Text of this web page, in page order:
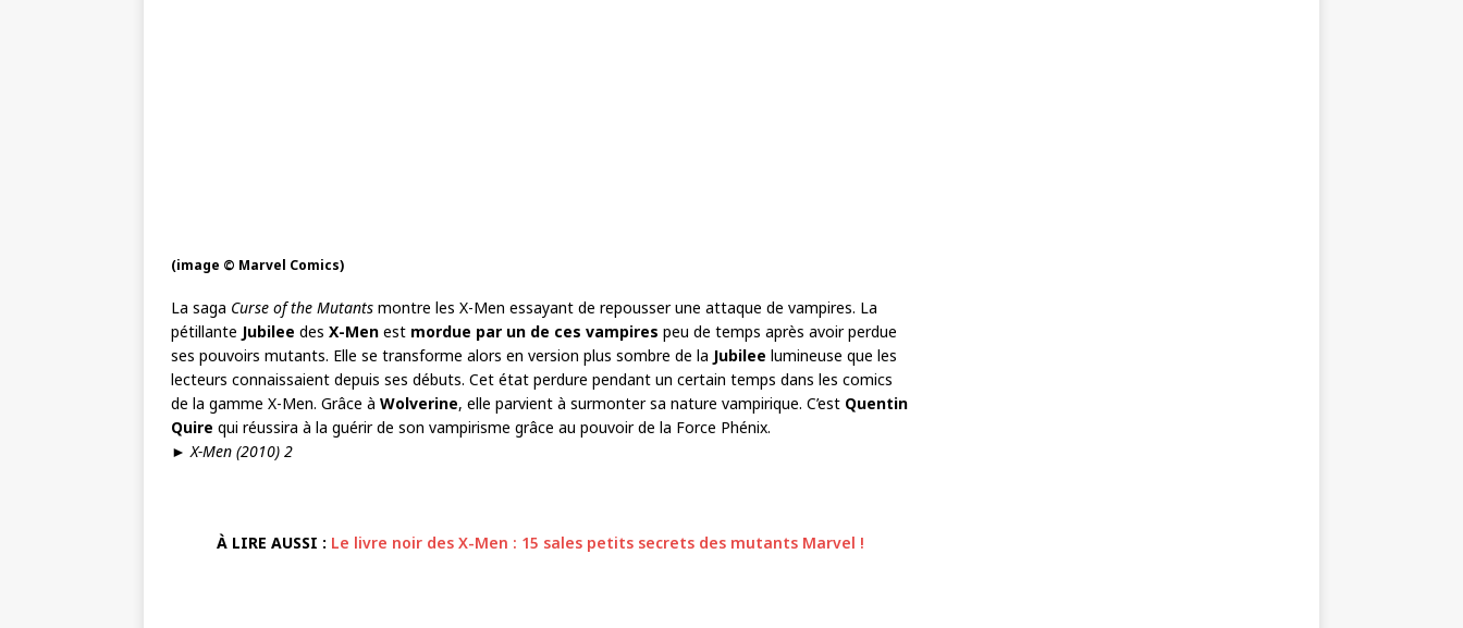
(image © Marvel Comics)
La saga Curse of the Mutants montre les X-Men essayant de repousser une attaque de vampires. La
pétillante Jubilee des X-Men est mordue par un de ces vampires peu de temps après avoir perdue
ses pouvoirs mutants. Elle se transforme alors en version plus sombre de la Jubilee lumineuse que les
lecteurs connaissaient depuis ses débuts. Cet état perdure pendant un certain temps dans les comics
de la gamme X-Men. Grâce à Wolverine, elle parvient à surmonter sa nature vampirique. C’est Quentin
Quire qui réussira à la guérir de son vampirisme grâce au pouvoir de la Force Phénix.
►X-Men (2010) 2
À LIRE AUSSI : Le livre noir des X-Men : 15 sales petits secrets des mutants Marvel !